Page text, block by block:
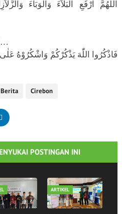
اللَّهُمَّ ارْفَعِ الْبَلاَءَ وَالْوَبَاءَ
اِنَّ اللّٰهَ يَأْمُرُ بِالْعَدْلِ وَالْإِحْسَانِ…
فَاذْكُرُوا اللّٰهَ يَذْكُرْكُمْ وَاشْكُرُوْهُ عَلٰى
Berita Cirebon
POSTINGAN INI
ARTIKEL